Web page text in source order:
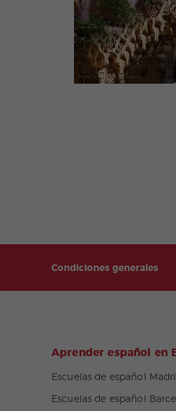
Condiciones generales
Aprender español en
Escuelas de español
Escuelas de español